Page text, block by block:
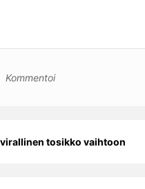
Kommentoi
tosikko vaihtoon